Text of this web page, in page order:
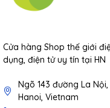
Cửa hàng Shop thế giới
dụng, điện tử uy tín tại HN
Ngõ 143 đường La
Hanoi, Vietnam